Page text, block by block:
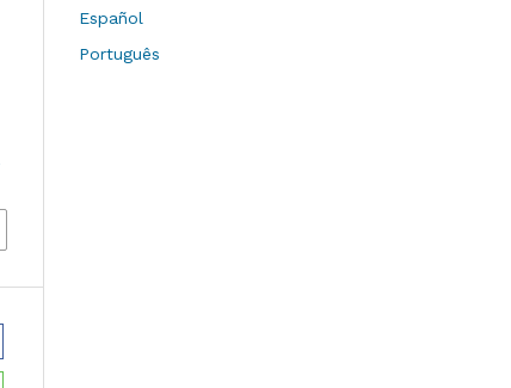
Español
Português